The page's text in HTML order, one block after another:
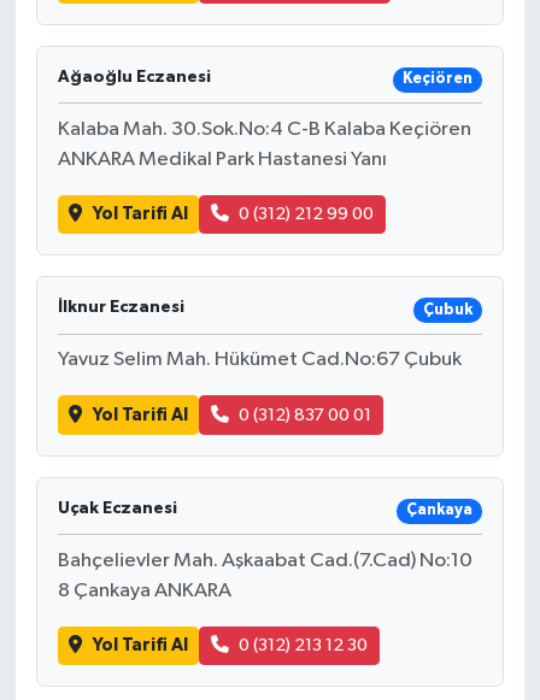
Ağaoğlu Eczanesi Keçiören
Kalaba Mah. 30.Sok.No:4 C-B Kalaba Keçiören
ANKARA Medikal Park Hastanesi Yanı
Yol Tarifi Al 0 (312) 212 99 00
İlknur Eczanesi Çubuk
Yavuz Selim Mah. Hükümet Cad.No:67 Çubuk
Yol Tarifi Al 0 (312) 837 00 01
Uçak Eczanesi Çankaya
Bahçelievler Mah. Aşkaabat Cad.(7.Cad) No:10
8 Çankaya ANKARA
Yol Tarifi Al 0 (312) 213 12 30